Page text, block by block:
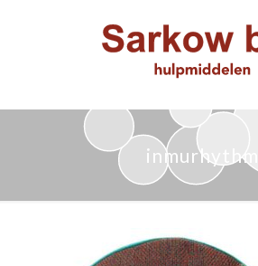
inmurhythm